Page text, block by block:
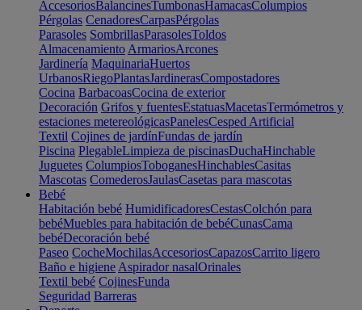
AccesoriosBalancinesTumbonasHamacasColumpios
Pérgolas CenadoresCarpasPérgolas
Parasoles SombrillasParasolesToldos
Almacenamiento ArmariosArcones
Jardinería MaquinariaHuertos
UrbanosRiegoPlantasJardinerasCompostadores
Cocina BarbacoasCocina de exterior
Decoración Grifos y fuentesEstatuasMacetasTermómetros y
estaciones metereológicasPanelesCesped Artificial
Textil Cojines de jardínFundas de jardín
Piscina PlegableLimpieza de piscinasDuchaHinchable
Juguetes ColumpiosToboganesHinchablesCasitas
Mascotas ComederosJaulasCasetas para mascotas
Bebé
Habitación bebé HumidificadoresCestasColchón para
bebéMuebles para habitación de bebéCunasCama
bebéDecoración bebé
Paseo CocheMochilasAccesoriosCapazosCarrito ligero
Baño e higiene Aspirador nasalOrinales
Textil bebé CojinesFunda
Seguridad Barreras